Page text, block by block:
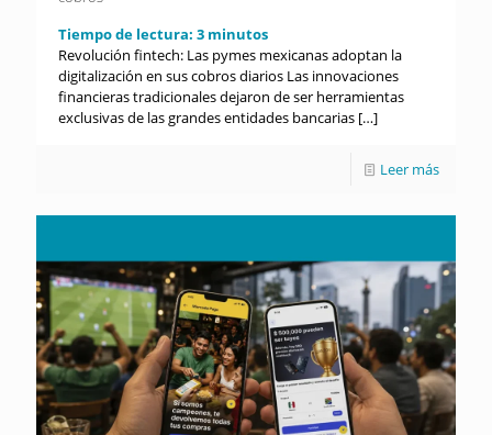
Tiempo de lectura: 3 minutos
Revolución fintech: Las pymes mexicanas adoptan la
digitalización en sus cobros diarios Las innovaciones
financieras tradicionales dejaron de ser herramientas
exclusivas de las grandes entidades bancarias […]
Leer más